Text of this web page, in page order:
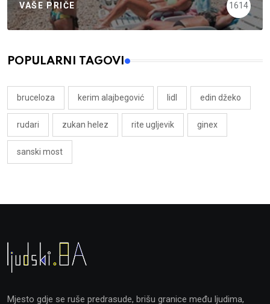
VAŠE PRIČE 1614
POPULARNI TAGOVI
bruceloza kerim alajbegović lidl edin džeko
rudari zukan helez rite ugljevik ginex
sanski most
Mjesto gdje se ruše predrasude, brišu granice među ljudima,